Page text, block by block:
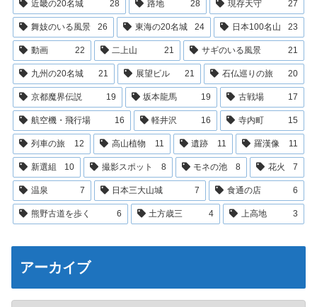
近畿の20名城 28 路地 28 現存天守 27
舞妓のいる風景 26 東海の20名城 24 日本100名山 23
動画 22 二上山 21 サギのいる風景 21
九州の20名城 21 展望ビル 21 石仏巡りの旅 20
京都魔界伝説 19 坂本龍馬 19 古戦場 17
航空機・飛行場 16 軽井沢 16 寺内町 15
列車の旅 12 高山植物 11 遺跡 11 羅漢像 11
新選組 10 撮影スポット 8 モネの池 8 花火 7
温泉 7 日本三大山城 7 食通の店 6
熊野古道を歩く 6 土方歳三 4 上高地 3
アーカイブ